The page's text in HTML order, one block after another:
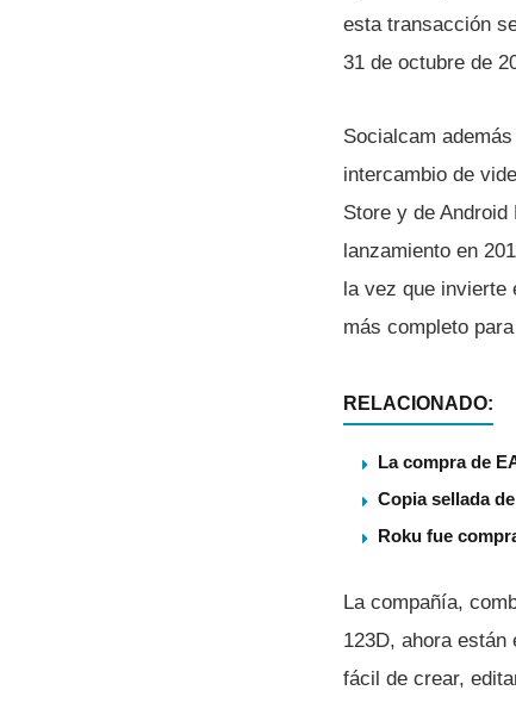
esta transacción
31 de octubre de
Socialcam
intercambio de
Store y de
lanzamiento en
la vez que invierte
más completo
RELACIONADO:
La compra de
Copia sellada
Roku fue
La compañí­a,
123D, ahora
fácil de crear,